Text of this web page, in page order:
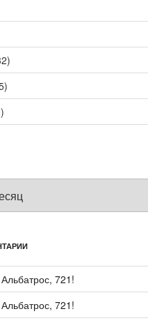
Альбатрос, 721!
Альбатрос, 721!